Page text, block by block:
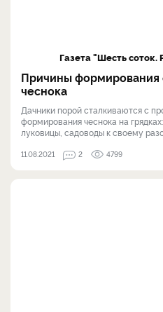
Газета "Шесть соток.
Причины формирования
чеснока
Дачники порой сталкиваются с
формирования чеснока на
луковицы, садоводы к своему
11.08.2021 2 4799